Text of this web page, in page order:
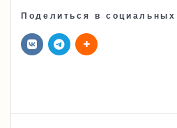
Поделиться в социальных